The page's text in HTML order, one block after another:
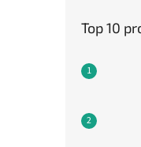
Top 10